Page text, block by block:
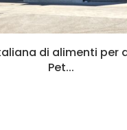
di alimenti per
Pet...